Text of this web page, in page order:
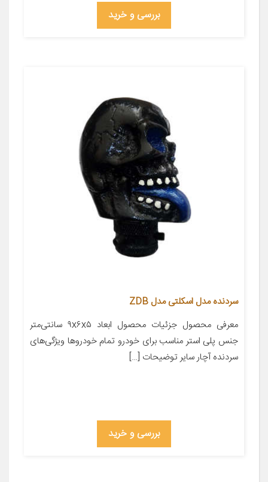
بررسی و خرید
سردنده مدل اسکلتی مدل ZDB
معرفی محصول جزئیات محصول ابعاد ۹x۶x۵ سانتی‌متر
جنس پلی استر مناسب برای خودرو تمام خودروها ویژگی‌های
سردنده آچار سایر توضیحات […]
بررسی و خرید